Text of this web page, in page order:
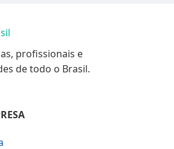
profissionais e
de todo o Brasil.